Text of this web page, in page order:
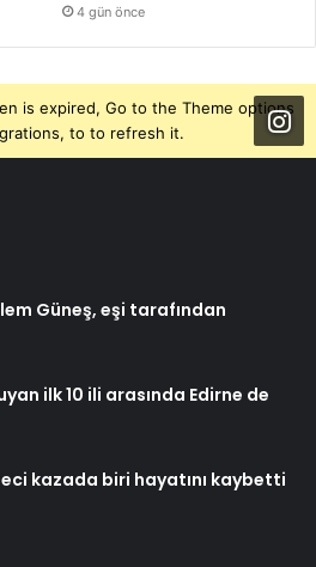
4 gün önce
is expired, Go to the Theme options
to to refresh it.
Güneş, eşi tarafından
ilk 10 ili arasında Edirne de
kazada biri hayatını kaybetti